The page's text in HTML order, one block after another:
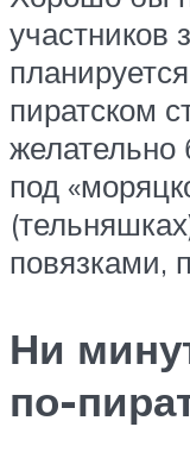
участников
пиратском
желательно
под
повязками,
Ни
по-